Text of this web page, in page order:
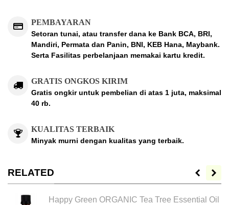
PEMBAYARAN
Setoran tunai, atau transfer dana ke Bank BCA, BRI,
Mandiri, Permata dan Panin, BNI, KEB Hana, Maybank.
Serta Fasilitas perbelanjaan memakai kartu kredit.
GRATIS ONGKOS KIRIM
Gratis ongkir untuk pembelian di atas 1 juta, maksimal
40 rb.
KUALITAS TERBAIK
Minyak murni dengan kualitas yang terbaik.
RELATED
Happy Green ORGANIC Tea Tree Essential Oil